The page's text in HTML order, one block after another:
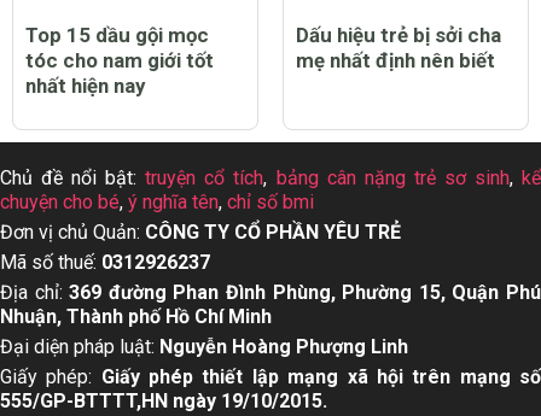
Top 15 dầu gội mọc
tóc cho nam giới tốt
nhất hiện nay
Dấu hiệu trẻ bị sởi cha
mẹ nhất định nên biết
Chủ đề nổi bật:truyện cổ tích,bảng cân nặng trẻ sơ sinh,kể
chuyện cho bé, ý nghĩa tên, chỉ số bmi
Đơn vị chủ Quản:CÔNG TY CỔ PHẦN YÊU TRẺ
Mã số thuế: 0312926237
Địa chỉ:369 đường Phan Đình Phùng, Phường 15, Quận Phú